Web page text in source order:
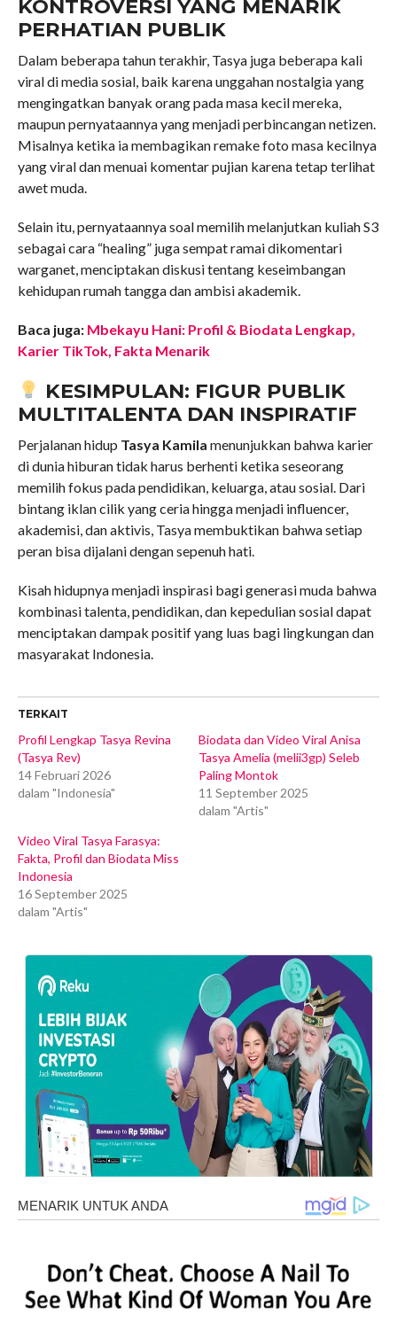
KONTROVERSI YANG MENARIK
PERHATIAN PUBLIK
Dalam beberapa tahun terakhir, Tasya juga beberapa kali
viral di media sosial, baik karena unggahan nostalgia yang
mengingatkan banyak orang pada masa kecil mereka,
maupun pernyataannya yang menjadi perbincangan netizen.
Misalnya ketika ia membagikan remake foto masa kecilnya
yang viral dan menuai komentar pujian karena tetap terlihat
awet muda.
Selain itu, pernyataannya soal memilih melanjutkan kuliah S3
sebagai cara “healing” juga sempat ramai dikomentari
warganet, menciptakan diskusi tentang keseimbangan
kehidupan rumah tangga dan ambisi akademik.
Baca juga: Mbekayu Hani: Profil & Biodata Lengkap,
Karier TikTok, Fakta Menarik
KESIMPULAN: FIGUR PUBLIK
MULTITALENTA DAN INSPIRATIF
Perjalanan hidup Tasya Kamila menunjukkan bahwa karier
di dunia hiburan tidak harus berhenti ketika seseorang
memilih fokus pada pendidikan, keluarga, atau sosial. Dari
bintang iklan cilik yang ceria hingga menjadi influencer,
akademisi, dan aktivis, Tasya membuktikan bahwa setiap
peran bisa dijalani dengan sepenuh hati.
Kisah hidupnya menjadi inspirasi bagi generasi muda bahwa
kombinasi talenta, pendidikan, dan kepedulian sosial dapat
menciptakan dampak positif yang luas bagi lingkungan dan
masyarakat Indonesia.
TERKAIT
Profil Lengkap Tasya Revina
(Tasya Rev)
14 Februari 2026
dalam "Indonesia"
Biodata dan Video Viral Anisa
Tasya Amelia (melii3gp) Seleb
Paling Montok
11 September 2025
dalam "Artis"
Video Viral Tasya Farasya:
Fakta, Profil dan Biodata Miss
Indonesia
16 September 2025
dalam "Artis"